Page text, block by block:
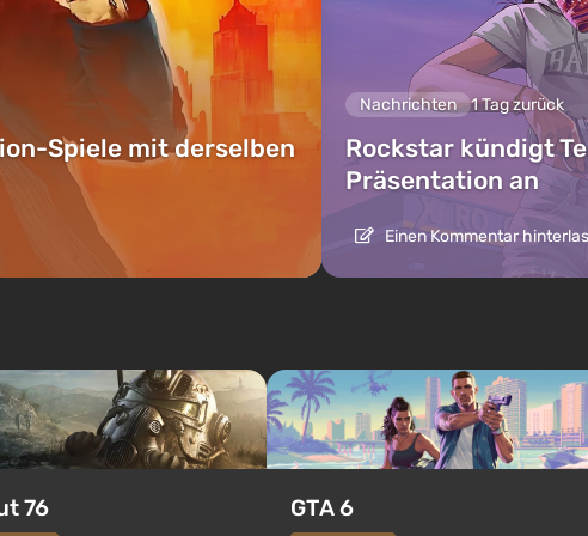
Spiele mit derselben
Nachrichten 1 Tag zurück
Rockstar kündigt
Präsentation an
Einen Kommentar
76 GTA 6